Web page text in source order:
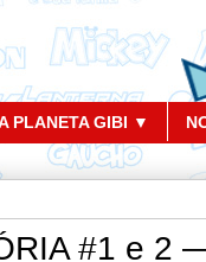
PLANETA GIBI ▼
#1 e 2